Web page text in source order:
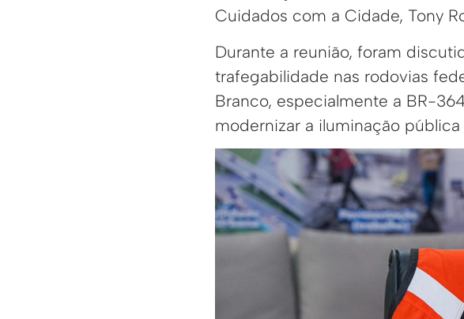
Cuidados com a Cidade, Tony
Durante a reunião, foram
trafegabilidade nas rodovias
Branco, especialmente a BR-
modernizar a iluminação